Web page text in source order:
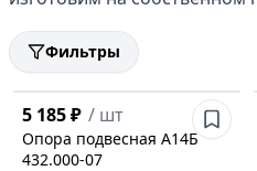
Фильтры
5 185 ₽ / шт
Опора подвесная А14Б
432.000-07